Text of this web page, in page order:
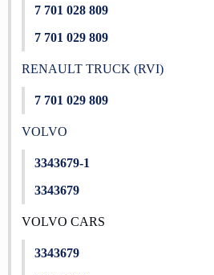
7 701 028 809
7 701 029 809
RENAULT TRUCK (RVI)
7 701 029 809
VOLVO
3343679-1
3343679
VOLVO CARS
3343679